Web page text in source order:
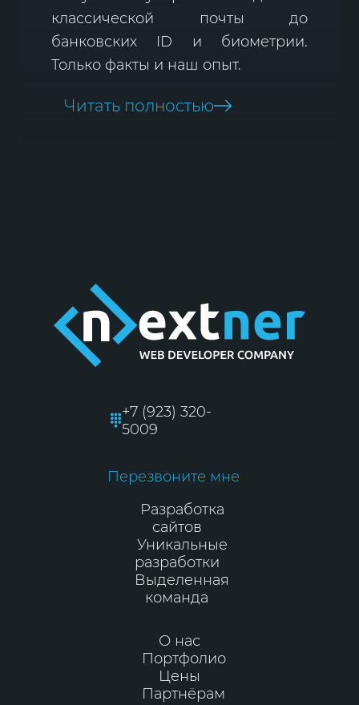
классической почты до
банковских ID и биометрии.
Только факты и наш опыт.
Читать полностью
+7 (923) 320-
5009
Перезвоните мне
Разработка
сайтов
Уникальные
разработки
Выделенная
команда
О нас
Портфолио
Цены
Партнёрам